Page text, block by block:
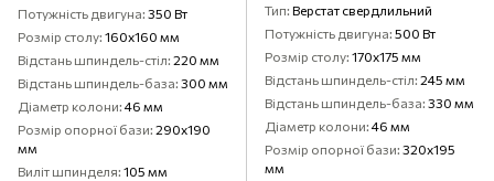
Потужність двигуна 350 Вт
Розмір столу 160х160 мм
Відстань шпиндель-стіл 220 мм
Відстань шпиндель-база 300 мм
Діаметр колони 46 мм
Розмір опорної бази 290х190
мм
Виліт шпинделя 105 мм
Тип Верстат свердлильний
Потужність двигуна 500 Вт
Розмір столу 170х175 мм
Відстань шпиндель-стіл 245 мм
Відстань шпиндель-база 330 мм
Діаметр колони 46 мм
Розмір опорної бази 320х195
мм